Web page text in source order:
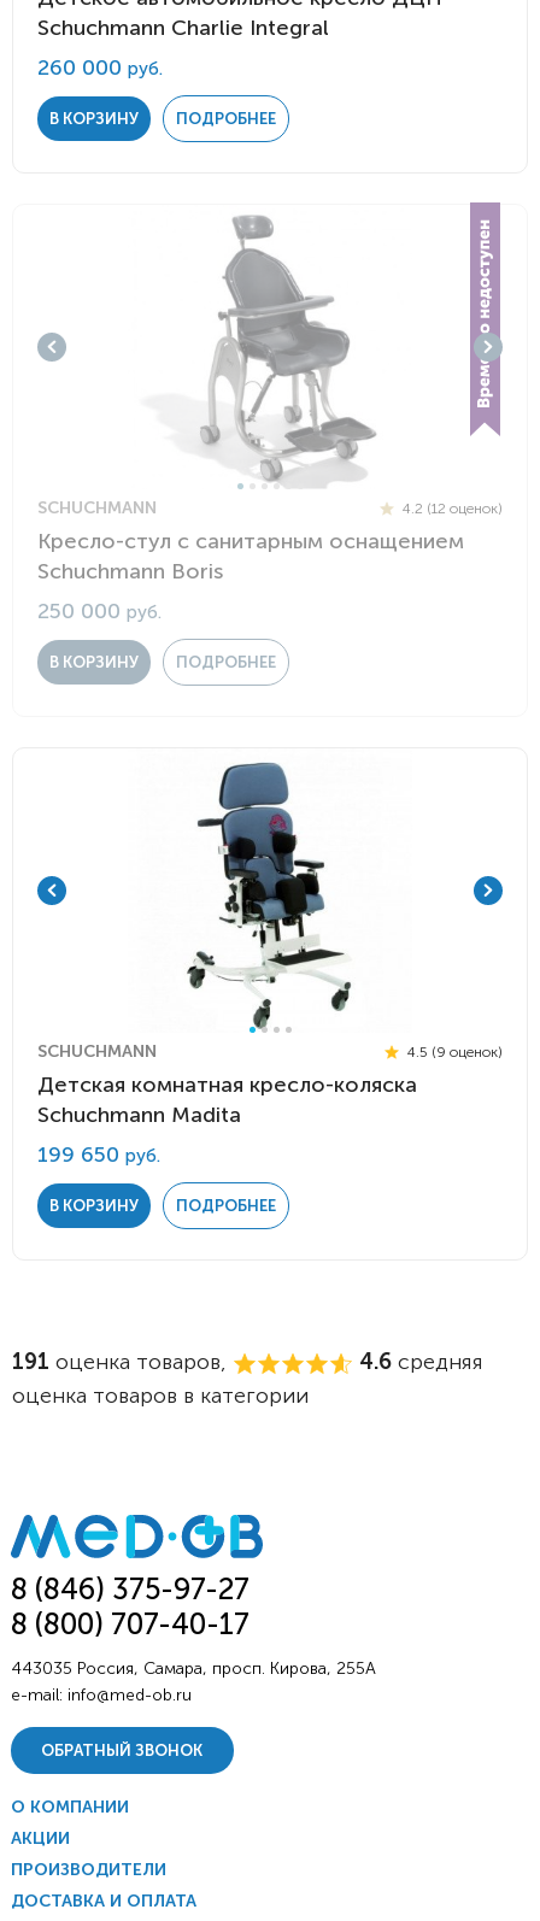
Schuchmann Charlie Integral
260 000 руб.
В КОРЗИНУ ПОДРОБНЕЕ
SCHUCHMANN 4.2 (12 оценок)
Кресло-стул с санитарным оснащением
Schuchmann Boris
250 000 руб.
В КОРЗИНУ ПОДРОБНЕЕ
SCHUCHMANN 4.5 (9 оценок)
Детская комнатная кресло-коляска
Schuchmann Madita
199 650 руб.
В КОРЗИНУ ПОДРОБНЕЕ
191 оценка товаров, 4.6 средняя
оценка товаров в категории
8 (846) 375-97-27
8 (800) 707-40-17
443035 Россия, Самара, просп. Кирова, 255А
e-mail: info@med-ob.ru
ОБРАТНЫЙ ЗВОНОК
О КОМПАНИИ
АКЦИИ
ПРОИЗВОДИТЕЛИ
ДОСТАВКА И ОПЛАТА